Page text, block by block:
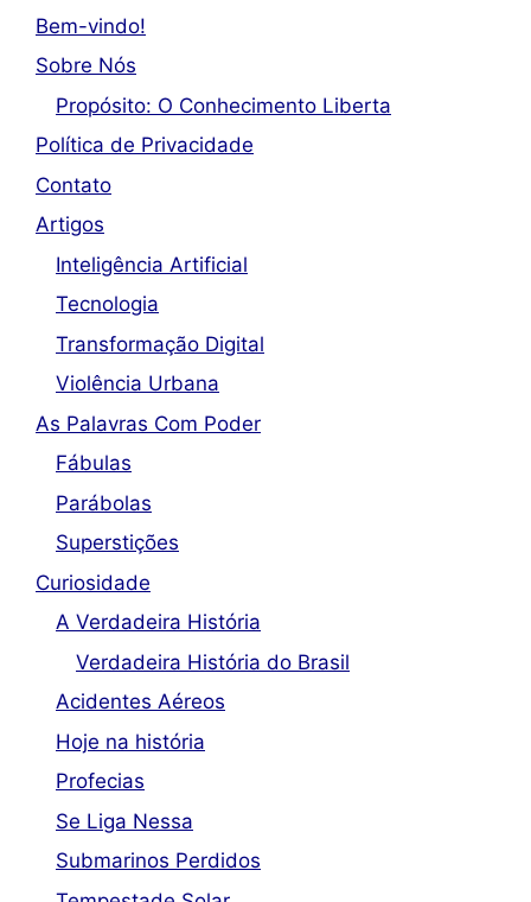
Bem-vindo!
Sobre Nós
Propósito: O Conhecimento Liberta
Política de Privacidade
Contato
Artigos
Inteligência Artificial
Tecnologia
Transformação Digital
Violência Urbana
As Palavras Com Poder
Fábulas
Parábolas
Superstições
Curiosidade
A Verdadeira História
Verdadeira História do Brasil
Acidentes Aéreos
Hoje na história
Profecias
Se Liga Nessa
Submarinos Perdidos